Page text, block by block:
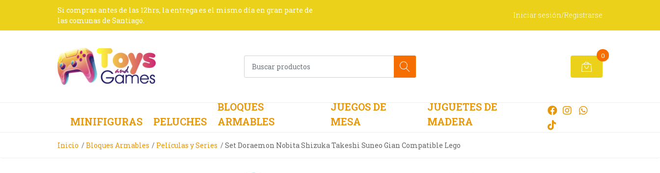
Si compras antes de las 12hrs, la entrega es el mismo día en gran parte de
las comunas de Santiago.
Iniciar sesión/Registrarse
0
MINIFIGURAS PELUCHES
BLOQUES
ARMABLES
JUEGOS DE
MESA
JUGUETES DE
MADERA
Inicio Bloques Armables Películas y Series Set Doraemon Nobita Shizuka Takeshi Suneo Gian Compatible Lego